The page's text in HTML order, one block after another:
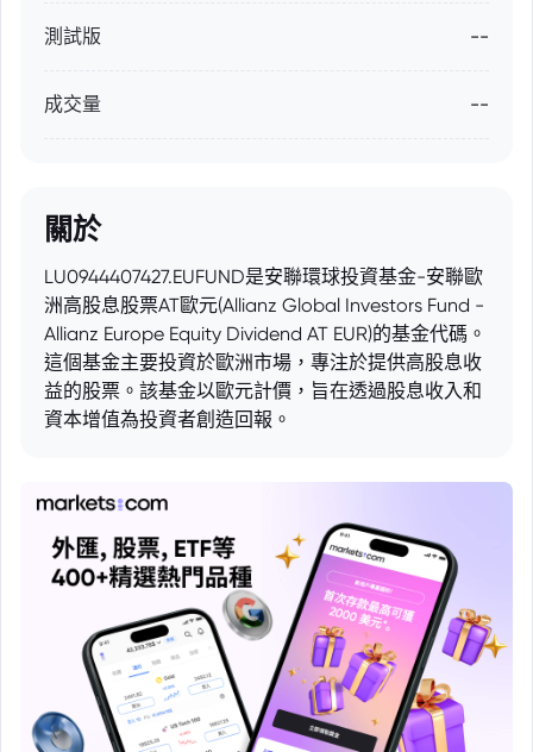
測試版 --
成交量 --
關於
LU0944407427.EUFUND是安聯環球投資基金-安聯歐
洲高股息股票AT歐元(Allianz Global Investors Fund -
Allianz Europe Equity Dividend AT EUR)的基金代碼。
這個基金主要投資於歐洲市場，專注於提供高股息收
益的股票。該基金以歐元計價，旨在透過股息收入和
資本增值為投資者創造回報。